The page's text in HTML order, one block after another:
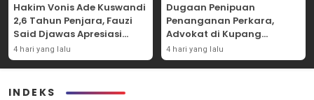
Hakim Vonis Ade Kuswandi
2,6 Tahun Penjara, Fauzi
Said Djawas Apresiasi
Putusan
4 hari yang lalu
Dugaan Penipuan
Penanganan Perkara,
Advokat di Kupang
Dilaporkan ke Polda NTT
4 hari yang lalu
INDEKS